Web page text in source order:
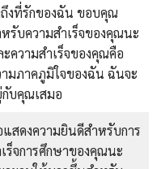
งที่รักของฉัน ขอบคุณ
รับความสำเร็จของคุณนะ
ความสำเร็จของคุณคือ
มภาคภูมิใจของฉัน ฉันจะ
กับคุณเสมอ
สดงความยินดีสำหรับการ
ร็จการศึกษาของคุณนะ